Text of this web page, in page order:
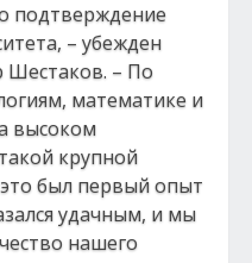
подтверждение
– убежден
Шестаков. – По
математике и
высоком
крупной
был первый опыт
удачным, и мы
нашего